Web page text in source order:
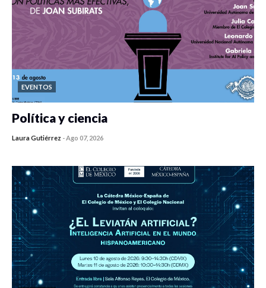
EVENTOS
Política y ciencia
Laura Gutiérrez -Ago 07, 2026